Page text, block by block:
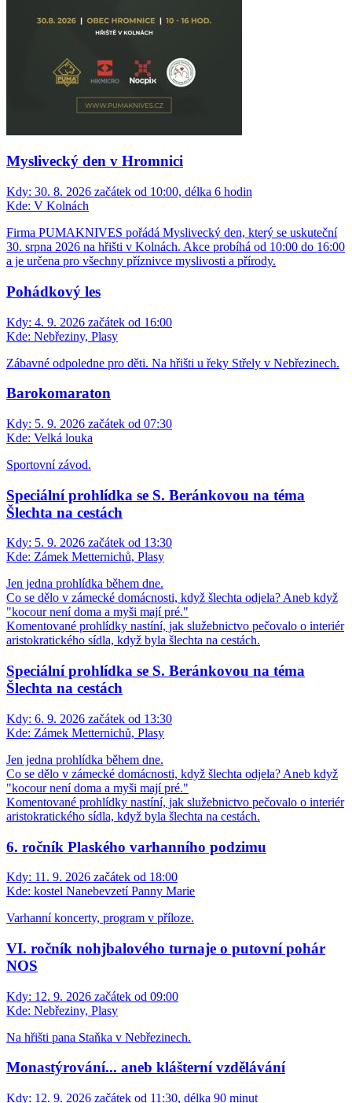
Myslivecký den v Hromnici
Kdy: 30. 8. 2026 začátek od 10:00, délka 6 hodin
Kde: V Kolnách
Firma PUMAKNIVES pořádá Myslivecký den, který se uskuteční
30. srpna 2026 na hřišti v Kolnách. Akce probíhá od 10:00 do 16:00
a je určena pro všechny příznivce myslivosti a přírody.
Pohádkový les
Kdy: 4. 9. 2026 začátek od 16:00
Kde: Nebřeziny, Plasy
Zábavné odpoledne pro děti. Na hřišti u řeky Střely v Nebřezinech.
Barokomaraton
Kdy: 5. 9. 2026 začátek od 07:30
Kde: Velká louka
Sportovní závod.
Speciální prohlídka se S. Beránkovou na téma
Šlechta na cestách
Kdy: 5. 9. 2026 začátek od 13:30
Kde: Zámek Metternichů, Plasy
Jen jedna prohlídka během dne.
Co se dělo v zámecké domácnosti, když šlechta odjela? Aneb když
"kocour není doma a myši mají pré."
Komentované prohlídky nastíní, jak služebnictvo pečovalo o interiér
aristokratického sídla, když byla šlechta na cestách.
Speciální prohlídka se S. Beránkovou na téma
Šlechta na cestách
Kdy: 6. 9. 2026 začátek od 13:30
Kde: Zámek Metternichů, Plasy
Jen jedna prohlídka během dne.
Co se dělo v zámecké domácnosti, když šlechta odjela? Aneb když
"kocour není doma a myši mají pré."
Komentované prohlídky nastíní, jak služebnictvo pečovalo o interiér
aristokratického sídla, když byla šlechta na cestách.
6. ročník Plaského varhanního podzimu
Kdy: 11. 9. 2026 začátek od 18:00
Kde: kostel Nanebevzetí Panny Marie
Varhanní koncerty, program v příloze.
VI. ročník nohjbalového turnaje o putovní pohár
NOS
Kdy: 12. 9. 2026 začátek od 09:00
Kde: Nebřeziny, Plasy
Na hřišti pana Staňka v Nebřezinech.
Monastýrování... aneb klášterní vzdělávání
Kdy: 12. 9. 2026 začátek od 11:30, délka 90 minut